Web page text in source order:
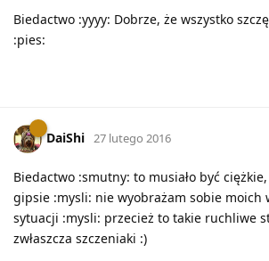
Biedactwo :yyyy: Dobrze, że wszystko
:pies:
DaiShi 27 lutego 2016
Biedactwo :smutny: to musiało być
gipsie :mysli: nie wyobrażam sobie moich
sytuacji :mysli: przecież to takie ruchliwe
zwłaszcza szczeniaki :)